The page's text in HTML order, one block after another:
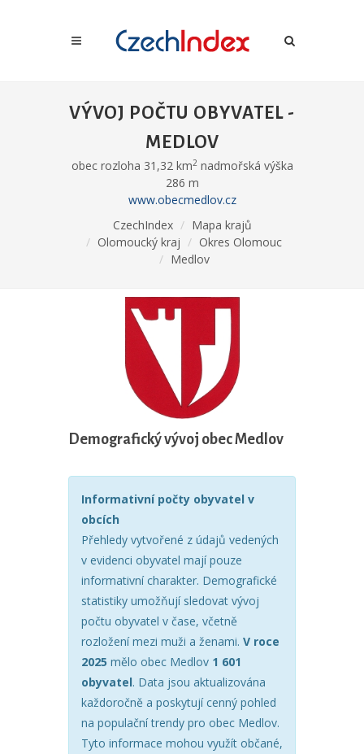
VÝVOJ POČTU OBYVATEL -
MEDLOV
obec rozloha 31,32 km2nadmořská výška
286 m
www.obecmedlov.cz
CzechIndex
Mapa krajů
Olomoucký kraj
Okres Olomouc
Medlov
Demografický vývoj obec Medlov
Informativní počty obyvatel v
obcích
Přehledy vytvořené z údajů vedených
v evidenci obyvatel mají pouze
informativní charakter. Demografické
statistiky umožňují sledovat vývoj
počtu obyvatel v čase, včetně
rozložení mezi muži a ženami. V roce
2025 mělo obec Medlov 1 601
obyvatel. Data jsou aktualizována
každoročně a poskytují cenný pohled
na populační trendy pro obec Medlov.
Tyto informace mohou využít občané,